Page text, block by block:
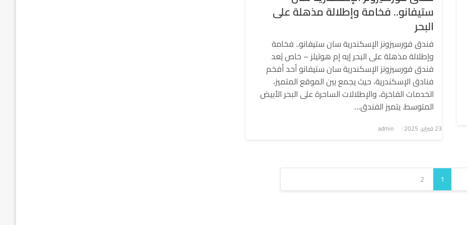
ستيفانو.. فخامة وإطلالة مذهلة على
البحر
فندق فورسيزونز الإسكندرية سان ستيفانو.. فخامة
وإطلالة مذهلة على البحر إيه إم هوتيلز – خاص يُعد
فندق فورسيزونز الإسكندرية سان ستيفانو أحد أفخم
فنادق الإسكندرية، حيث يجمع بين الموقع المتميز،
الخدمات الفاخرة، والإطلالات الساحرة على البحر الأبيض
المتوسط. يتميز الفندق…
نُشر
23 فبراير، 2025 admin
1
2